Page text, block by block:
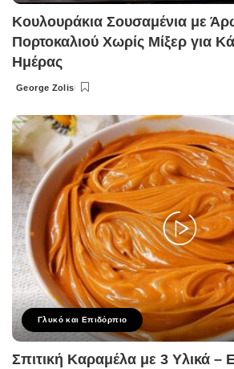
Κουλουράκια Σουσαμένια με
Πορτοκαλιού Χωρίς Μίξερ για
Ημέρας
Posted
George Zolis
Γλυκό και Επιδόρπιο
Σπιτική Καραμέλα με 3 Υλικά –